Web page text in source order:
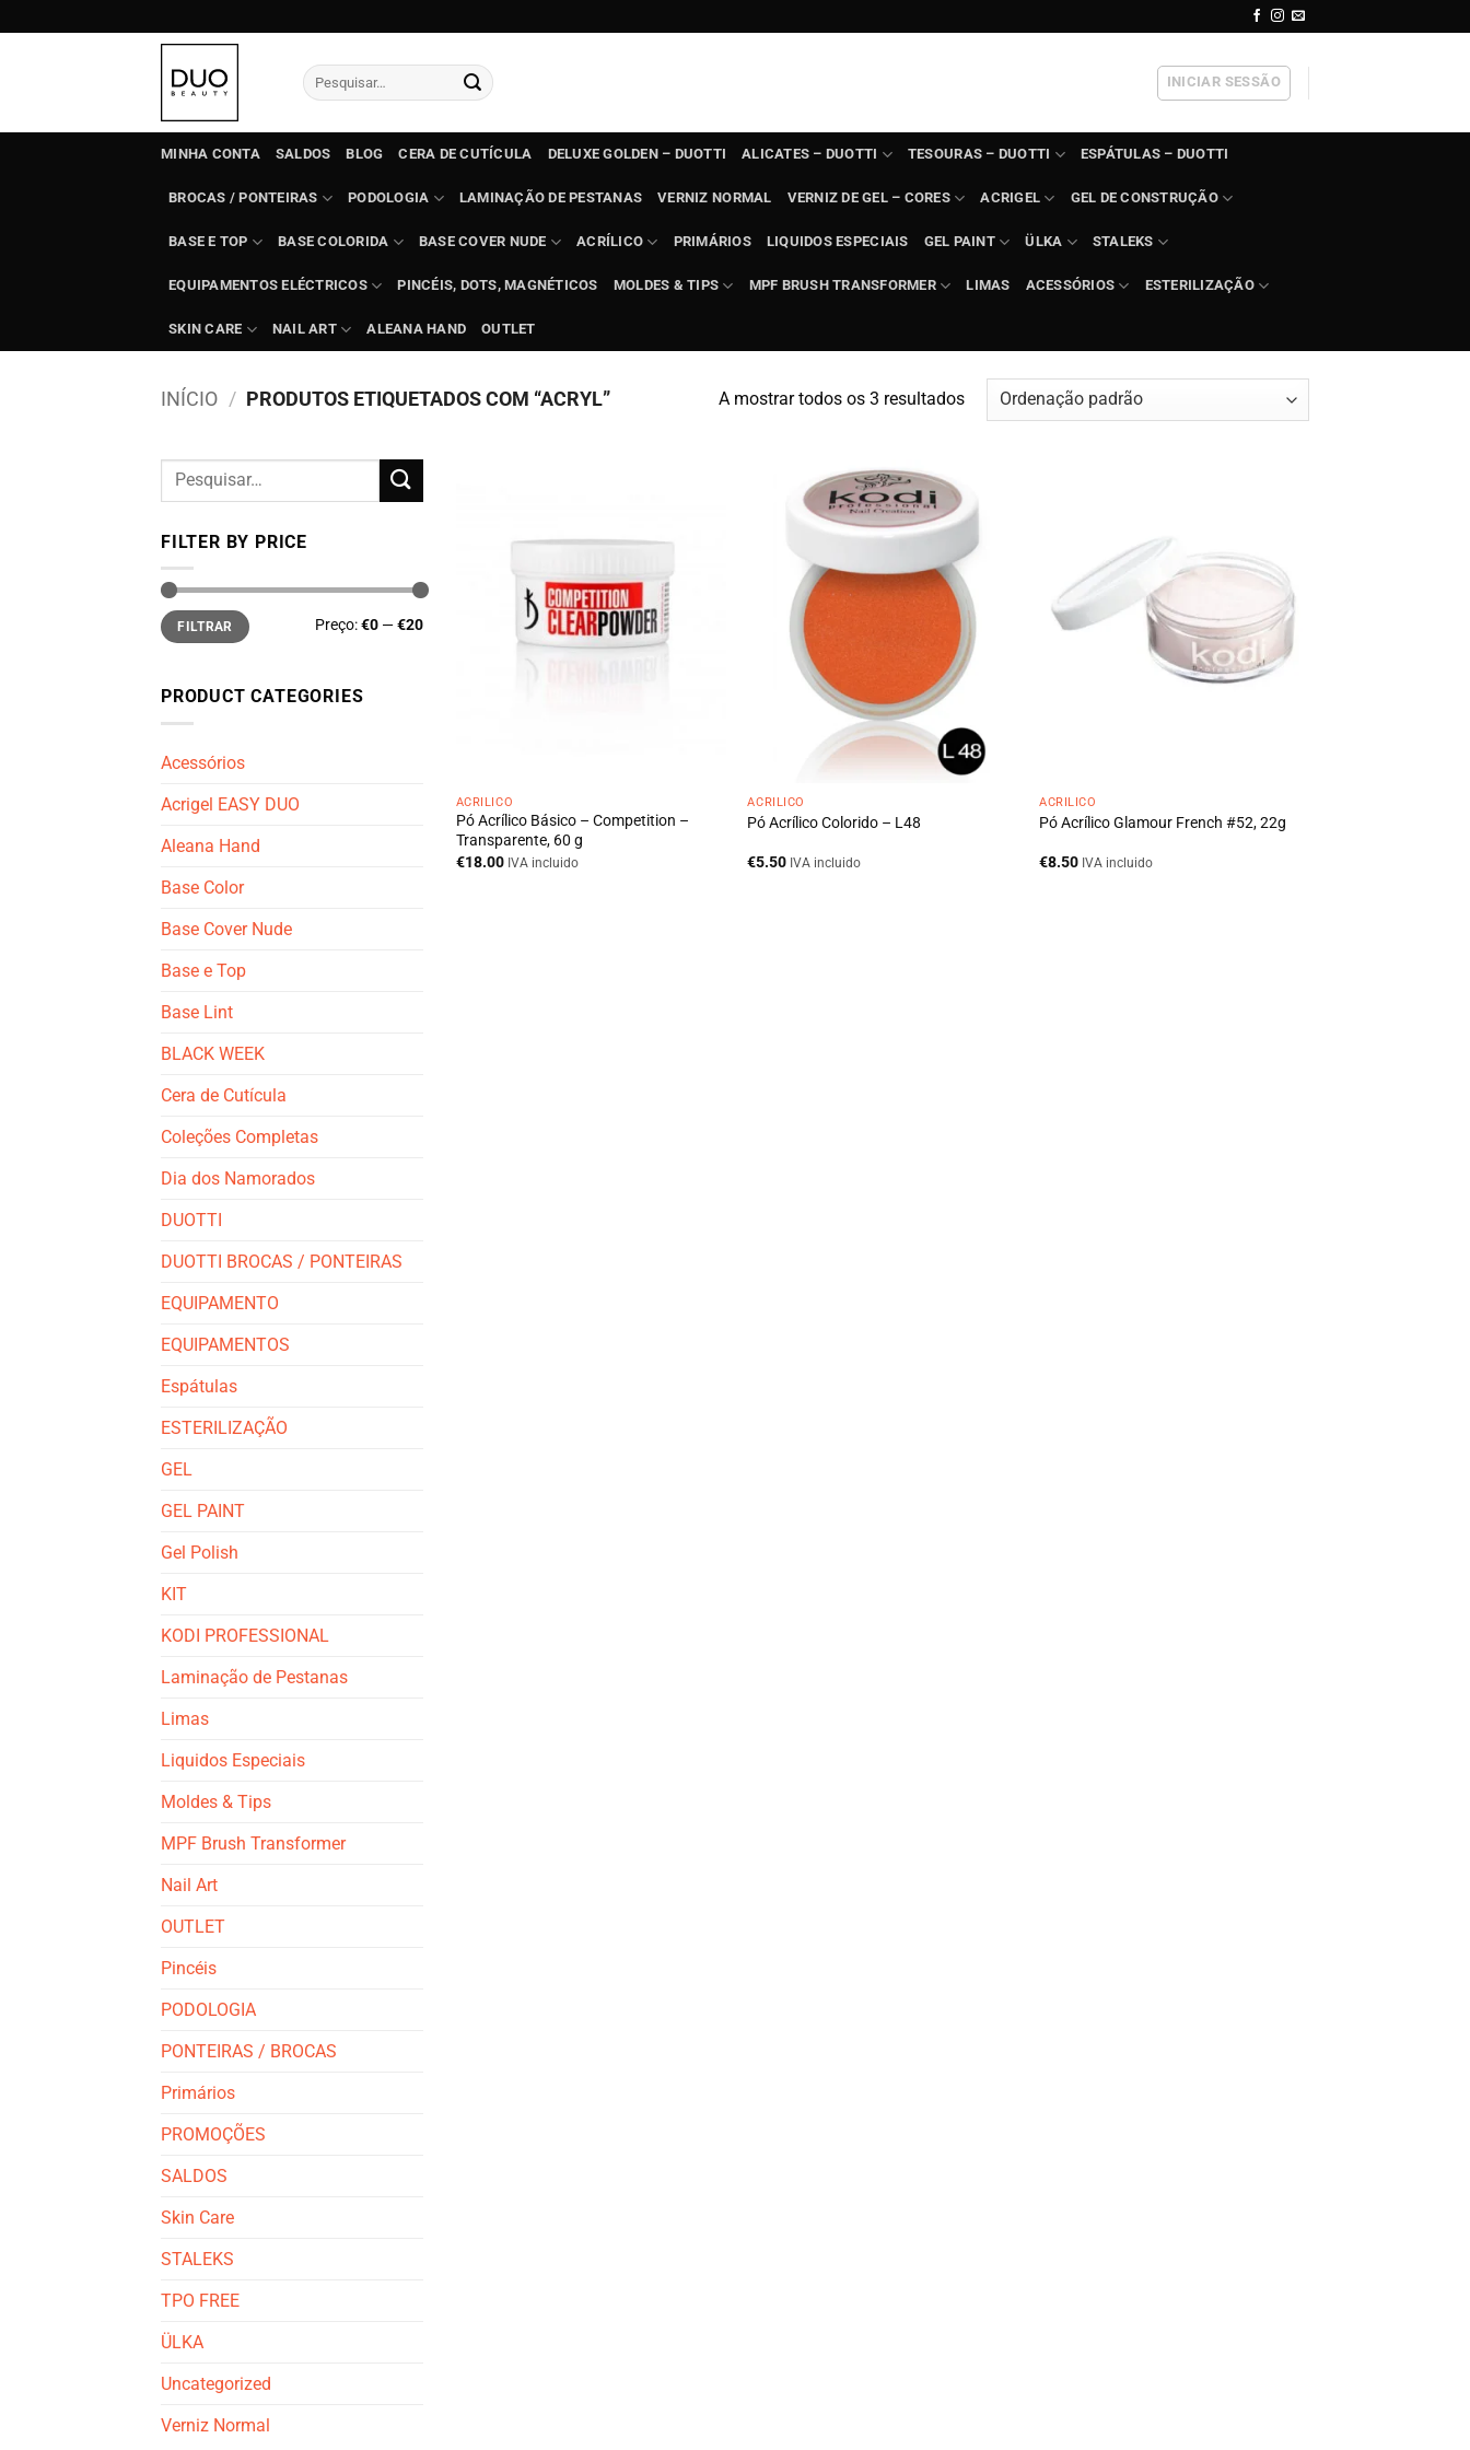
to
Pesquisar
por:
INICIAR SESSÃO
MINHA CONTA SALDOS BLOG CERA DE CUTÍCULA DELUXE GOLDEN – DUOTTI ALICATES – DUOTTI TESOURAS – DUOTTI ESPÁTULAS – DUOTTI
BROCAS / PONTEIRAS PODOLOGIA LAMINAÇÃO DE PESTANAS VERNIZ NORMAL VERNIZ DE GEL – CORES ACRIGEL GEL DE CONSTRUÇÃO
BASE E TOP BASE COLORIDA BASE COVER NUDE ACRÍLICO PRIMÁRIOS LIQUIDOS ESPECIAIS GEL PAINT ÜLKA STALEKS
EQUIPAMENTOS ELÉCTRICOS PINCÉIS, DOTS, MAGNÉTICOS MOLDES & TIPS MPF BRUSH TRANSFORMER LIMAS ACESSÓRIOS ESTERILIZAÇÃO
SKIN CARE NAIL ART ALEANA HAND OUTLET
INÍCIO / PRODUTOS ETIQUETADOS COM “ACRYL” A mostrar todos os 3 resultados
Pesquisar
FILTER BY PRICE
Preço
mínimo
Preço
máximo
FILTRAR Preço:€0 —€20
PRODUCT CATEGORIES
Acessórios
Acrigel EASY DUO
Aleana Hand
Base Color
Base Cover Nude
Base e Top
Base Lint
BLACK WEEK
Cera de Cutícula
Coleções Completas
Dia dos Namorados
DUOTTI
DUOTTI BROCAS / PONTEIRAS
EQUIPAMENTO
EQUIPAMENTOS
Espátulas
ESTERILIZAÇÃO
GEL
GEL PAINT
Gel Polish
KIT
KODI PROFESSIONAL
Laminação de Pestanas
Limas
Liquidos Especiais
Moldes & Tips
MPF Brush Transformer
Nail Art
OUTLET
Pincéis
PODOLOGIA
PONTEIRAS / BROCAS
Primários
PROMOÇÕES
SALDOS
Skin Care
STALEKS
TPO FREE
ÜLKA
Uncategorized
Verniz Normal
ACRÍLICO
Pó Acrílico Básico – Competition –
Transparente, 60 g
€18.00 IVA incluido
ACRÍLICO
Pó Acrílico Colorido – L48
€5.50 IVA incluido
ACRÍLICO
Pó Acrílico Glamour French #52, 22g
€8.50 IVA incluido